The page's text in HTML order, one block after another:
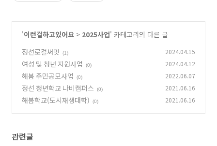
'이런걸하고있어요 > 2025사업' 카테고리의 다른 글
정선로컬써밋
(1) 2024.04.15
여성 및 청년 지원사업 (0) 2024.04.12
해봄 주민공모사업 (0) 2022.06.07
정선 청년학교 나비캠퍼스 (0) 2021.06.16
해봄학교(도시재생대학) (0) 2021.06.16
관련글